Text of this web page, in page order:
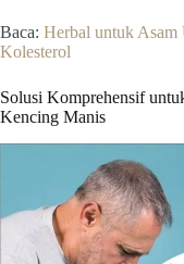
Baca: Herbal untuk Asam
Kolesterol
Solusi Komprehensif
Kencing Manis